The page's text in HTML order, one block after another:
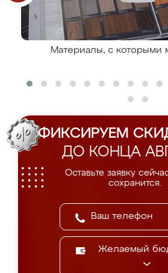
Материалы, с которыми
ФИКСИРУЕМ
ДО КОНЦА
Оставьте заявку
сохранится.
Желаемый